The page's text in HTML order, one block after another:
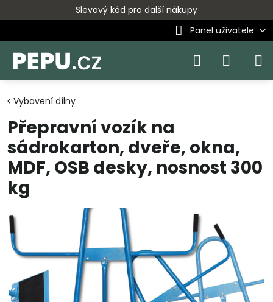
Slevový kód pro další nákupy
Panel uživatele
Vybavení dílny
Přepravní vozík na
sádrokarton, dveře, okna,
MDF, OSB desky, nosnost 300
kg